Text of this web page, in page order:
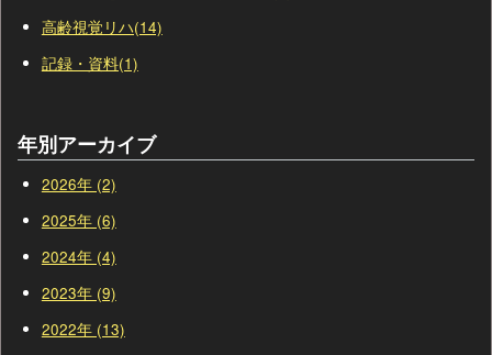
高齢視覚リハ(14)
記録・資料(1)
年別アーカイブ
2026年 (2)
2025年 (6)
2024年 (4)
2023年 (9)
2022年 (13)